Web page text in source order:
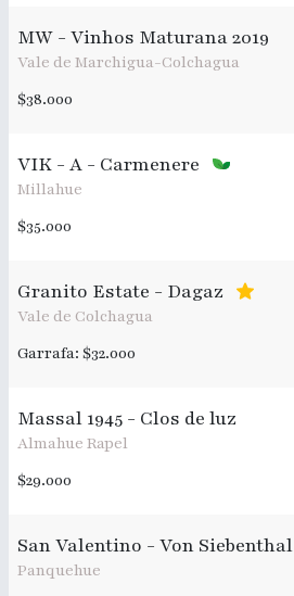
MW - Vinhos Maturana 2019
Vale de Marchigua-Colchagua
$38.000
VIK - A - Carmenere
Millahue
$35.000
Granito Estate - Dagaz
Vale de Colchagua
Garrafa: $32.000
Massal 1945 - Clos de luz
Almahue Rapel
$29.000
San Valentino - Von Siebenthal
Panquehue